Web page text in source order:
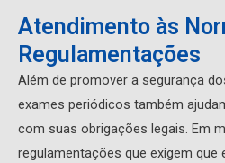
Atendimento às
Regulamentações
Além de promover a segurança
exames periódicos também
com suas obrigações legais. Em
regulamentações que exigem que